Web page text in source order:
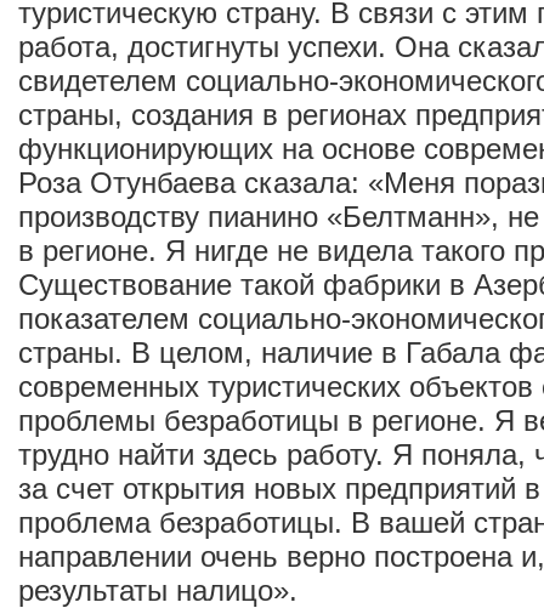
туристическую страну. В связи с
работа, достигнуты успехи. Она
свидетелем социально-
страны, создания в регионах
функционирующих на основе
Роза Отунбаева сказала: «Меня
производству пианино «Белтманн»,
в регионе. Я нигде не видела такого
Существование такой фабрики в
показателем социально-
страны. В целом, наличие в Габала
современных туристических
проблемы безработицы в регионе. Я
трудно найти здесь работу. Я поняла,
за счет открытия новых предприятий
проблема безработицы. В вашей
направлении очень верно построена
результаты налицо».